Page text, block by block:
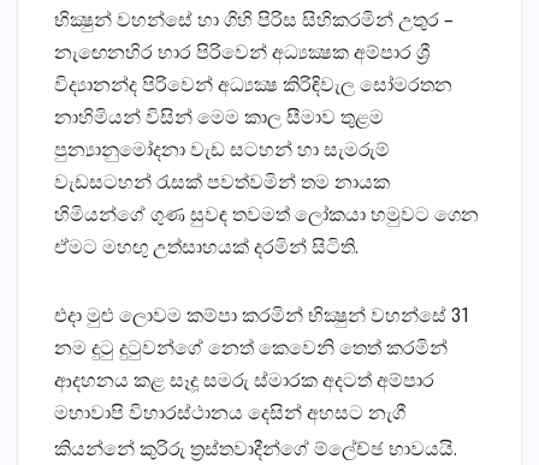
භික්‍ෂුන් වහන්සේ හා ගිහි පිරිස සිහිකරමින් උතුර –
නැඟෙනහිර භාර පිරිවෙන් අධ්‍යක්‍ෂක අම්පාර ශ්‍රී
විද්‍යානන්ද පිරිවෙන් අධ්‍යක්‍ෂ කිරිඳිවැල සෝමරතන
නාහිමියන් විසින් මෙම කාල සීමාව තුළම
පුන්‍යානුමෝදනා වැඩ සටහන් හා සැමරුම්
වැඩසටහන් රැසක්‌ පවත්වමින් තම නායක
හිමියන්ගේ ගුණ සුවඳ තවමත් ලෝකයා හමුවට ගෙන
ඒමට මහඟු උත්සාහයක්‌ දරමින් සිටිති.
එදා මුළු ලොවම කම්පා කරමින් භික්‍ෂුන් වහන්සේ 31
නම දුටු දුටුවන්ගේ නෙත් කෙවෙනි තෙත් කරමින්
ආදහනය කළ සෑදූ සමරු ස්‌මාරක අදටත් අම්පාර
මහාවාපි විහාරස්‌ථානය දෙසින් අහසට නැගී
කියන්නේ කුරිරු ත්‍රස්‌තවාදීන්ගේ ම්ලේච්ඡ භාවයයි.